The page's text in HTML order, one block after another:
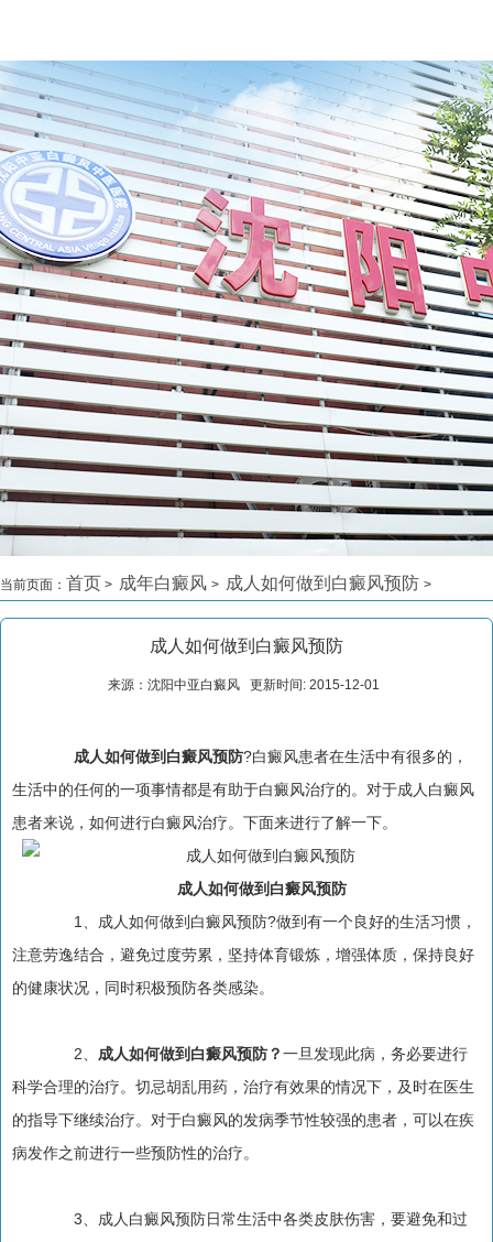
当前页面： 首页 > 成年白癜风 > 成人如何做到白癜风预防 >
成人如何做到白癜风预防
来源：沈阳中亚白癜风 更新时间: 2015-12-01
成人如何做到白癜风预防?白癜风患者在生活中有很多的，
生活中的任何的一项事情都是有助于白癜风治疗的。对于成人白癜风
患者来说，如何进行白癜风治疗。下面来进行了解一下。
成人如何做到白癜风预防
1、成人如何做到白癜风预防?做到有一个良好的生活习惯，
注意劳逸结合，避免过度劳累，坚持体育锻炼，增强体质，保持良好
的健康状况，同时积极预防各类感染。
2、 成人如何做到白癜风预防？一旦发现此病，务必要进行
科学合理的治疗。切忌胡乱用药，治疗有效果的情况下，及时在医生
的指导下继续治疗。对于白癜风的发病季节性较强的患者，可以在疾
病发作之前进行一些预防性的治疗。
3、成人白癜风预防日常生活中各类皮肤伤害，要避免和过